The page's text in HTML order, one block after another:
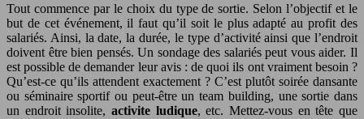
Tout commence par le choix du type de sortie. Selon l’objectif et le
but de cet événement, il faut qu’il soit le plus adapté au profit des
salariés. Ainsi, la date, la durée, le type d’activité ainsi que l’endroit
doivent être bien pensés. Un sondage des salariés peut vous aider. Il
est possible de demander leur avis : de quoi ils ont vraiment besoin ?
Qu’est-ce qu’ils attendent exactement ? C’est plutôt soirée dansante
ou séminaire sportif ou peut-être un team building, une sortie dans
un endroit insolite, activite ludique, etc. Mettez-vous en tête que